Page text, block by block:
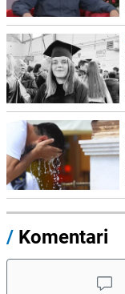
/ Komentari